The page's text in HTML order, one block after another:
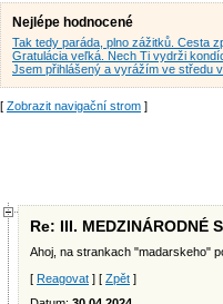
Nejlépe hodnocené
Tak tedy paráda, plno zážitků. Cesta
Gratulácia veľká. Nech Ti vydrži
Jsem přihlášený a vyrážím ve středu
[ Zobrazit navigační strom ]
Re: III. MEDZINÁRODNÉ
Ahoj, na strankach "madarskeho"
[ Reagovat ] [ Zpět ]